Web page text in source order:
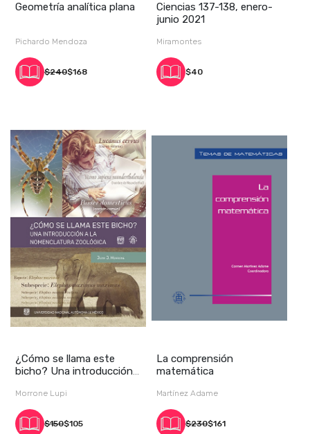
Geometría analítica plana
Pichardo Mendoza
$240$168
Ciencias 137-138, enero-
junio 2021
Miramontes
$40
¿Cómo se llama este
bicho? Una introducción
Morrone Lupi
$150$105
La comprensión
matemática
Martínez Adame
$230$161